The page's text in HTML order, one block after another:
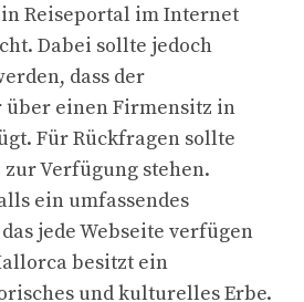
Reiseportal im Internet
Dabei sollte jedoch
dass der
über einen Firmensitz in
Für Rückfragen sollte
Verfügung stehen.
ein umfassendes
jede Webseite verfügen
besitzt ein
und kulturelles Erbe.